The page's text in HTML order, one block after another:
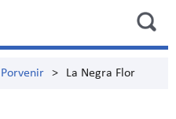
> La Negra Flor